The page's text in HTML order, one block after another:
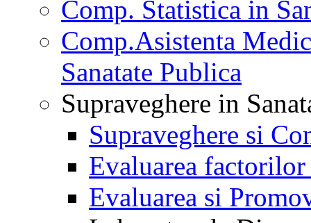
Comp. Statistica in
Comp.Asistenta
Sanatate Publica
Supraveghere in
Supraveghere si
Evaluarea
Evaluarea si